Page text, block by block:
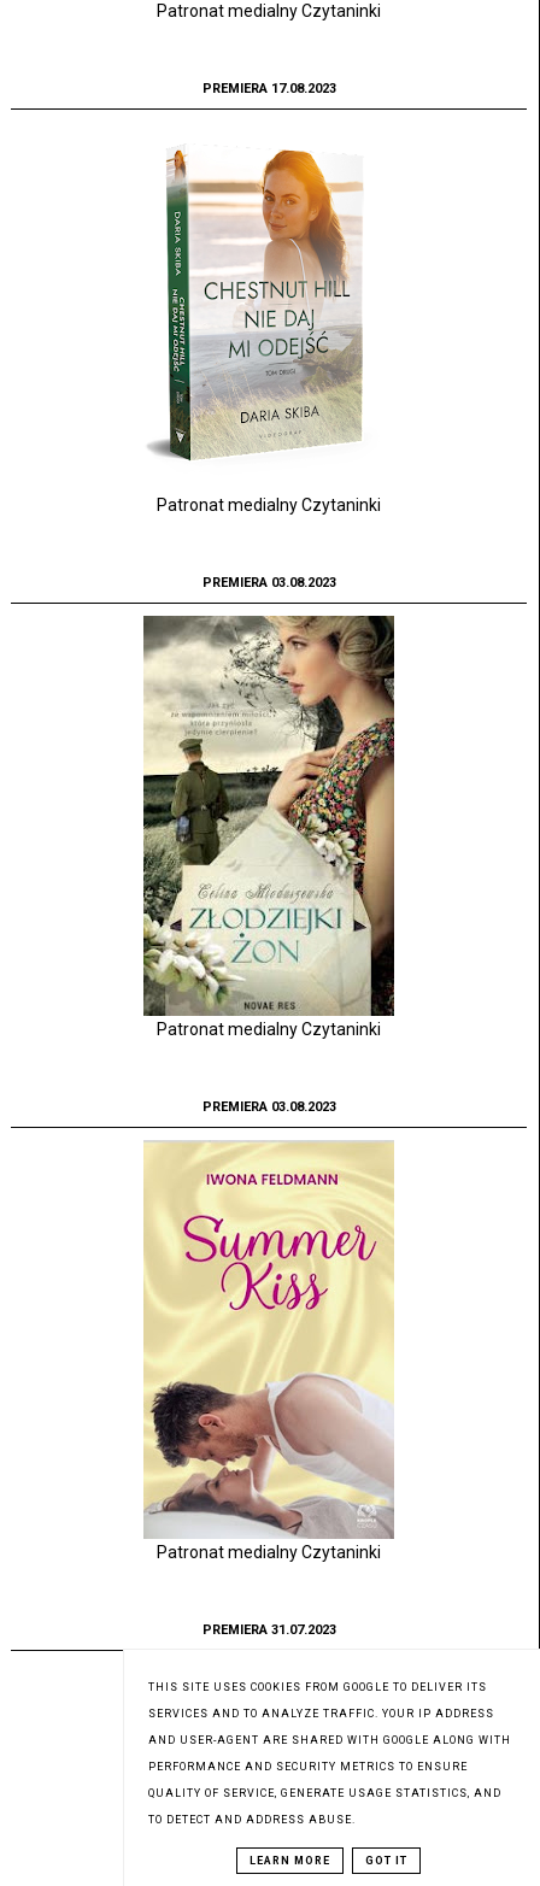
Patronat medialny Czytaninki
PREMIERA 17.08.2023
Patronat medialny Czytaninki
PREMIERA 03.08.2023
Patronat medialny Czytaninki
PREMIERA 03.08.2023
Patronat medialny Czytaninki
PREMIERA 31.07.2023
THIS SITE USES COOKIES FROM GOOGLE TO DELIVER ITS
SERVICES AND TO ANALYZE TRAFFIC. YOUR IP ADDRESS
AND USER-AGENT ARE SHARED WITH GOOGLE ALONG WITH
PERFORMANCE AND SECURITY METRICS TO ENSURE
QUALITY OF SERVICE, GENERATE USAGE STATISTICS, AND
TO DETECT AND ADDRESS ABUSE.
LEARN MORE GOT IT